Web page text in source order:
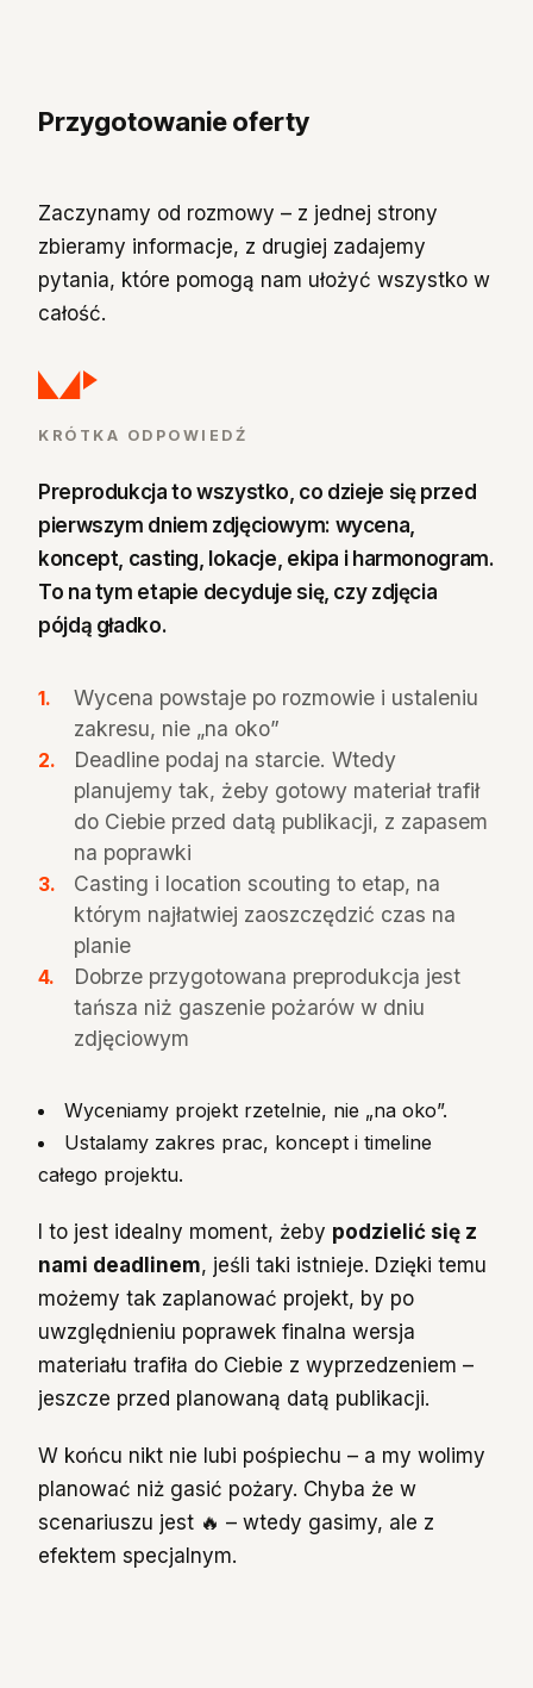
Przygotowanie oferty
Zaczynamy od rozmowy – z jednej strony
zbieramy informacje, z drugiej zadajemy
pytania, które pomogą nam ułożyć wszystko w
całość.
KRÓTKA ODPOWIEDŹ
Preprodukcja to wszystko, co dzieje się przed
pierwszym dniem zdjęciowym: wycena,
koncept, casting, lokacje, ekipa i harmonogram.
To na tym etapie decyduje się, czy zdjęcia
pójdą gładko.
Wycena powstaje po rozmowie i ustaleniu
zakresu, nie „na oko”
Deadline podaj na starcie. Wtedy
planujemy tak, żeby gotowy materiał trafił
do Ciebie przed datą publikacji, z zapasem
na poprawki
Casting i location scouting to etap, na
którym najłatwiej zaoszczędzić czas na
planie
Dobrze przygotowana preprodukcja jest
tańsza niż gaszenie pożarów w dniu
zdjęciowym
Wyceniamy projekt rzetelnie, nie „na oko”.
Ustalamy zakres prac, koncept i timeline
całego projektu.
I to jest idealny moment, żeby podzielić się z
nami deadlinem, jeśli taki istnieje. Dzięki temu
możemy tak zaplanować projekt, by po
uwzględnieniu poprawek finalna wersja
materiału trafiła do Ciebie z wyprzedzeniem –
jeszcze przed planowaną datą publikacji.
W końcu nikt nie lubi pośpiechu – a my wolimy
planować niż gasić pożary. Chyba że w
scenariuszu jest 🔥 – wtedy gasimy, ale z
efektem specjalnym.